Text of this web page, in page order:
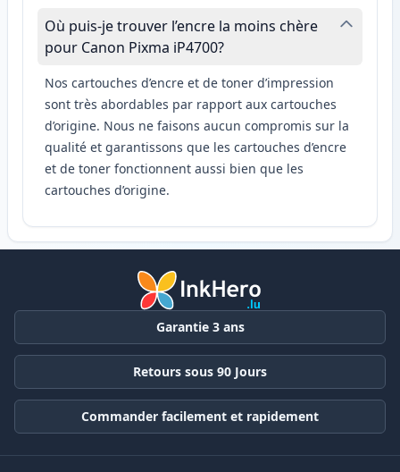
Où puis-je trouver l’encre la moins chère
pour Canon Pixma iP4700?
Nos cartouches d’encre et de toner d’impression
sont très abordables par rapport aux cartouches
d’origine. Nous ne faisons aucun compromis sur la
qualité et garantissons que les cartouches d’encre
et de toner fonctionnent aussi bien que les
cartouches d’origine.
Garantie 3 ans
Retours sous 90 Jours
Commander facilement et rapidement